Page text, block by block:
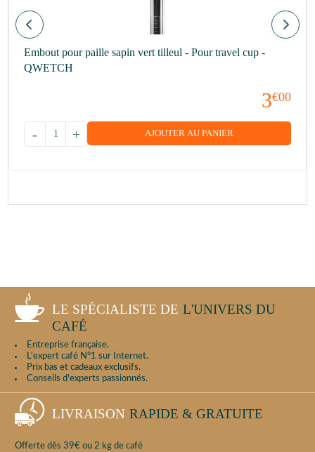
Embout pour paille sapin vert tilleul - Pour travel cup -
QWETCH
3€00
+
- AJOUTER AU PANIER
LE SPÉCIALISTE DE L'UNIVERS DU
CAFÉ
Entreprise française.
L'expert café N°1 sur Internet.
Prix bas et cadeaux exclusifs.
Conseils d'experts passionnés.
LIVRAISON RAPIDE & GRATUITE
Offerte dès 39€ ou 2 kg de café